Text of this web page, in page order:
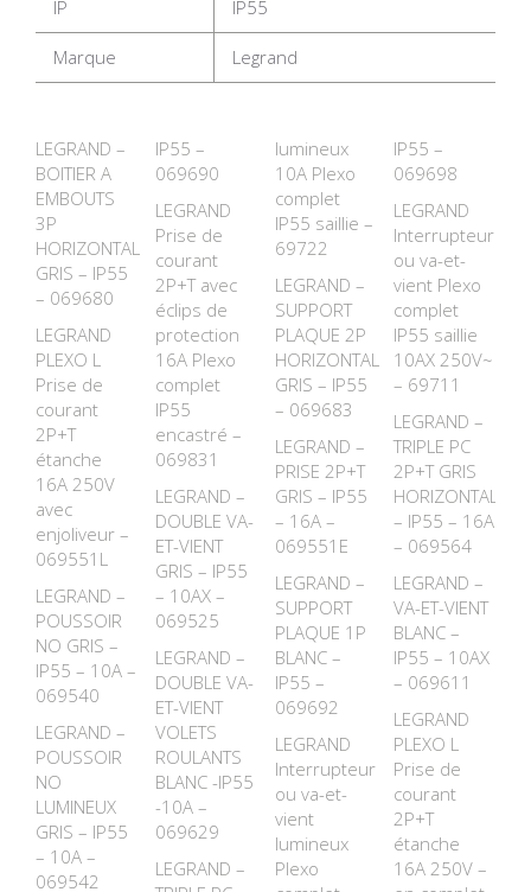
IP IP55
Marque Legrand
LEGRAND –
BOITIER A
EMBOUTS
3P
HORIZONTAL
GRIS – IP55
– 069680
LEGRAND
PLEXO L
Prise de
courant
2P+T
étanche
16A 250V
avec
enjoliveur –
069551L
LEGRAND –
POUSSOIR
NO GRIS –
IP55 – 10A –
069540
LEGRAND –
POUSSOIR
NO
LUMINEUX
GRIS – IP55
– 10A –
069542
IP55 –
069690
LEGRAND
Prise de
courant
2P+T avec
éclips de
protection
16A Plexo
complet
IP55
encastré –
069831
LEGRAND –
DOUBLE VA-
ET-VIENT
GRIS – IP55
– 10AX –
069525
LEGRAND –
DOUBLE VA-
ET-VIENT
VOLETS
ROULANTS
BLANC -IP55
-10A –
069629
LEGRAND –
lumineux
10A Plexo
complet
IP55 saillie –
69722
LEGRAND –
SUPPORT
PLAQUE 2P
HORIZONTAL
GRIS – IP55
– 069683
LEGRAND –
PRISE 2P+T
GRIS – IP55
– 16A –
069551E
LEGRAND –
SUPPORT
PLAQUE 1P
BLANC –
IP55 –
069692
LEGRAND
Interrupteur
ou va-et-
vient
lumineux
Plexo
IP55 –
069698
LEGRAND
Interrupteur
ou va-et-
vient Plexo
complet
IP55 saillie
10AX 250V~
– 69711
LEGRAND –
TRIPLE PC
2P+T GRIS
HORIZONTAL
– IP55 – 16A
– 069564
LEGRAND –
VA-ET-VIENT
BLANC –
IP55 – 10AX
– 069611
LEGRAND
PLEXO L
Prise de
courant
2P+T
étanche
16A 250V –